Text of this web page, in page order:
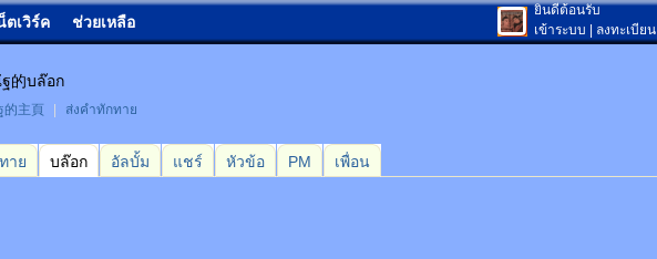
ตเวิร์ค ช่วยเหลือ
ยินดีต้อนรับ
เข้าระบบ
ลงทะเบียน
的บล๊อก
主頁 ส่งคำทักทาย
าย บล๊อก อัลบั้ม แชร์ หัวข้อ PM เพื่อน